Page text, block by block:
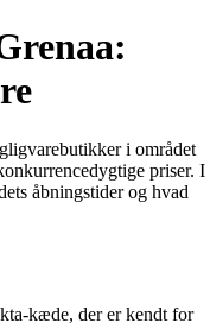
i området
priser. I
åbningstider og hvad
kæde, der er kendt for